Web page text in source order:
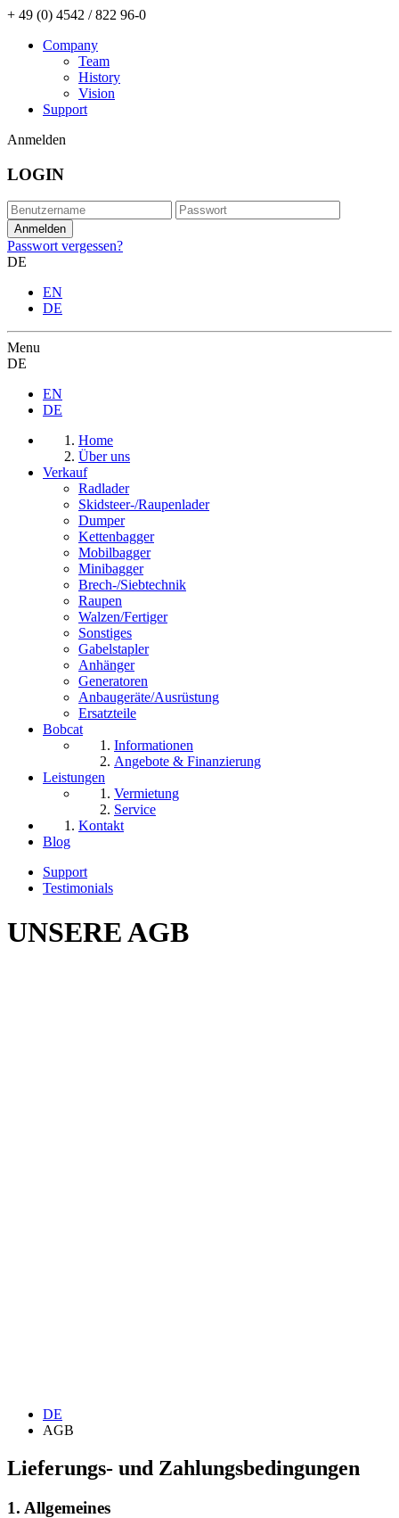
+ 49 (0) 4542 / 822 96-0
Company
Team
History
Vision
Support
Anmelden
LOGIN
Passwort vergessen?
DE
EN
DE
Menu
DE
EN
DE
Home
Über uns
Verkauf
Radlader
Skidsteer-/Raupenlader
Dumper
Kettenbagger
Mobilbagger
Minibagger
Brech-/Siebtechnik
Raupen
Walzen/Fertiger
Sonstiges
Gabelstapler
Anhänger
Generatoren
Anbaugeräte/Ausrüstung
Ersatzteile
Bobcat
Informationen
Angebote & Finanzierung
Leistungen
Vermietung
Service
Kontakt
Blog
Support
Testimonials
UNSERE AGB
DE
AGB
Lieferungs- und Zahlungsbedingungen
1. Allgemeines